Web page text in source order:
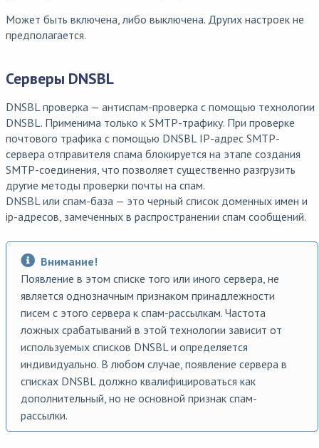
Может быть включена, либо выключена. Других настроек не
предполагается.
Серверы DNSBL
DNSBL проверка — антиспам-проверка с помощью технологии
DNSBL. Применима только к SMTP-трафику. При проверке
почтового трафика с помощью DNSBL IP-адрес SMTP-
сервера отправителя спама блокируется на этапе создания
SMTP-соединения, что позволяет существенно разгрузить
другие методы проверки почты на спам.
DNSBL или спам-база — это черный список доменных имен и
ip-адресов, замеченных в распространении спам сообщений.
Внимание!
Появление в этом списке того или иного сервера, не
является однозначным признаком принадлежности
писем с этого сервера к спам-рассылкам. Частота
ложных срабатываний в этой технологии зависит от
используемых списков DNSBL и определяется
индивидуально. В любом случае, появление сервера в
списках DNSBL должно квалифицироваться как
дополнительный, но не основной признак спам-
рассылки.